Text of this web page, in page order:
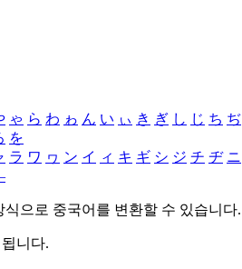
ゃ ら わ ゎ ん い ぃ き ぎ し じ ち ぢ
を
ラ ワ ヮ ン イ ィ キ ギ シ ジ チ ヂ ニ
식으로 중국어를 변환할 수 있습니다.
니다.